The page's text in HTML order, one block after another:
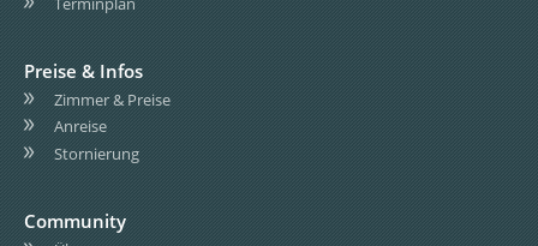
Preise & Infos
Zimmer & Preise
Anreise
Stornierung
Community